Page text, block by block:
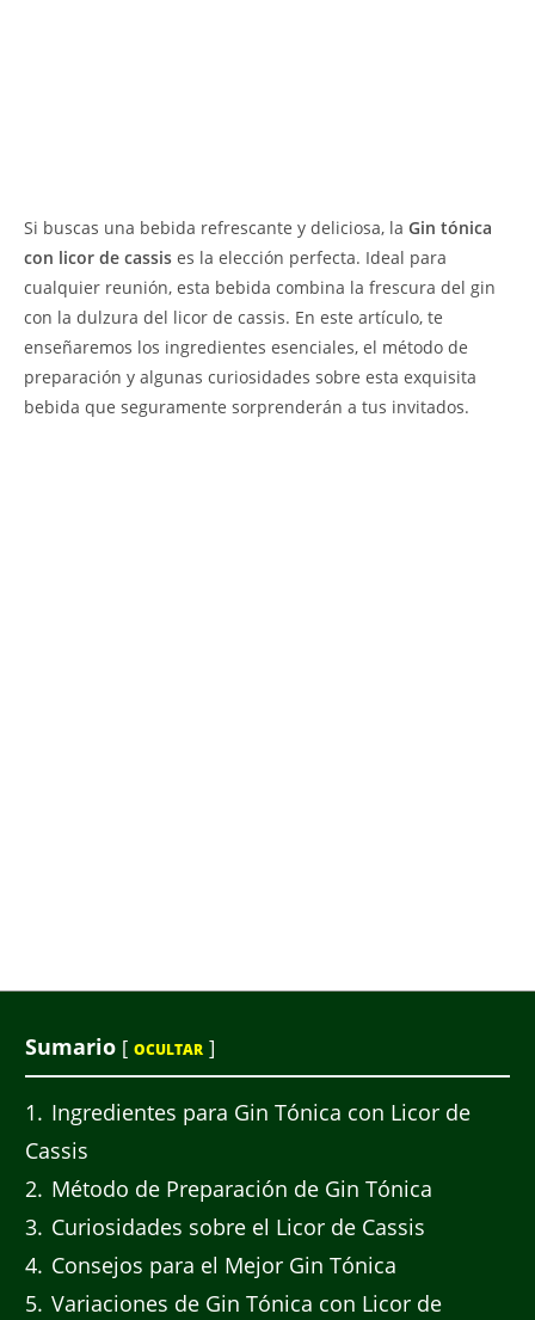
Si buscas una bebida refrescante y deliciosa, la Gin tónica
con licor de cassis es la elección perfecta. Ideal para
cualquier reunión, esta bebida combina la frescura del gin
con la dulzura del licor de cassis. En este artículo, te
enseñaremos los ingredientes esenciales, el método de
preparación y algunas curiosidades sobre esta exquisita
bebida que seguramente sorprenderán a tus invitados.
Sumario [ OCULTAR ]
1
Ingredientes para Gin Tónica con Licor de
Cassis
2 Método de Preparación de Gin Tónica
3 Curiosidades sobre el Licor de Cassis
4 Consejos para el Mejor Gin Tónica
5 Variaciones de Gin Tónica con Licor de